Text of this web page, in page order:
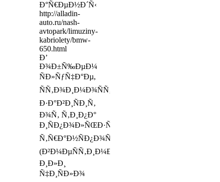
Ð°Ñ€ÐµÐ½Ð´Ñ‹
http://alladin-
auto.ru/nash-
avtopark/limuziny-
kabriolety/bmw-
650.html
Ð’
Ð¾Ð±Ñ‰ÐµÐ¼
ÑÐ»ÑƒÑ‡Ð°Ðµ,
ÑÑ‚Ð¾Ð¸Ð¼Ð¾ÑÑ‚ÑŒ
Ð·Ð°Ð²Ð¸ÑÐ¸Ñ‚
Ð¾Ñ‚ Ñ‚Ð¸Ð¿Ð°
Ð¸ÑÐ¿Ð¾Ð»ÑŒÐ·ÑƒÐµÐ¼Ð¾Ð³Ð¾
Ñ‚Ñ€Ð°Ð½ÑÐ¿Ð¾Ñ€Ñ‚Ð°
(Ð²Ð¼ÐµÑÑ‚Ð¸Ð¼Ð¾ÑÑ‚ÑŒ
Ð¸Ð»Ð¸
Ñ‡Ð¸ÑÐ»Ð¾